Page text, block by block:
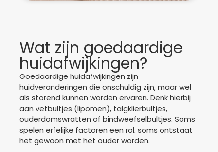
Wat zijn goedaardige
huidafwijkingen?
Goedaardige huidafwijkingen zijn
huidveranderingen die onschuldig zijn, maar wel
als storend kunnen worden ervaren. Denk hierbij
aan vetbultjes (lipomen), talgklierbultjes,
ouderdomswratten of bindweefselbultjes. Soms
spelen erfelijke factoren een rol, soms ontstaat
het gewoon met het ouder worden.